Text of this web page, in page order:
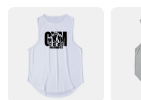
sessions, and various fitness
Performance and Property:
ensures comfort during intense
Parts and Accessories: Complete
including shirts and shorts, for a
Applicable People: Designed for
seeking stylish yet functional
Features: